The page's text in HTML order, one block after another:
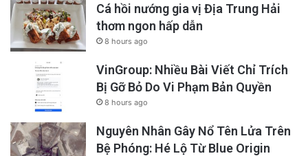
Cá hồi nướng gia vị Địa Trung Hải
thơm ngon hấp dẫn
8 hours ago
VinGroup: Nhiều Bài Viết Chỉ Trích
Bị Gỡ Bỏ Do Vi Phạm Bản Quyền
8 hours ago
Nguyên Nhân Gây Nổ Tên Lửa Trên
Bệ Phóng: Hé Lộ Từ Blue Origin